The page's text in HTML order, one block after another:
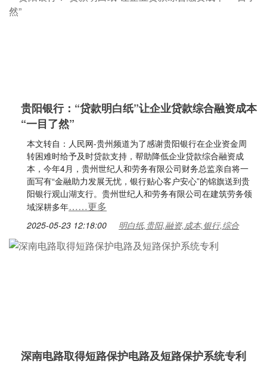
贵阳银行：“贷款明白纸”让企业贷款综合融资成本
“一目了然”
本文转自：人民网-贵州频道为了感谢贵阳银行在企业资金周
转困难时给予及时贷款支持，帮助降低企业贷款综合融资成
本，今年4月，贵州世纪人和劳务有限公司财务总监亲自将一
面写有“金融助力发展无忧，银行贴心客户安心”的锦旗送到贵
阳银行观山湖支行。贵州世纪人和劳务有限公司在建筑劳务领
域深耕多年……更多
2025-05-23 12:18:00 明白纸,贵阳,融资,成本,银行,综合
深南电路取得短路保护电路及短路保护系统专利